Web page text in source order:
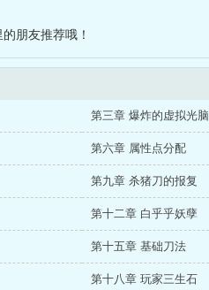
朋友推荐哦！
第三章 爆炸的虚拟光脑
第六章 属性点分配
第九章 杀猪刀的报复
第十二章 白乎乎妖孽
第十五章 基础刀法
第十八章 玩家三生石